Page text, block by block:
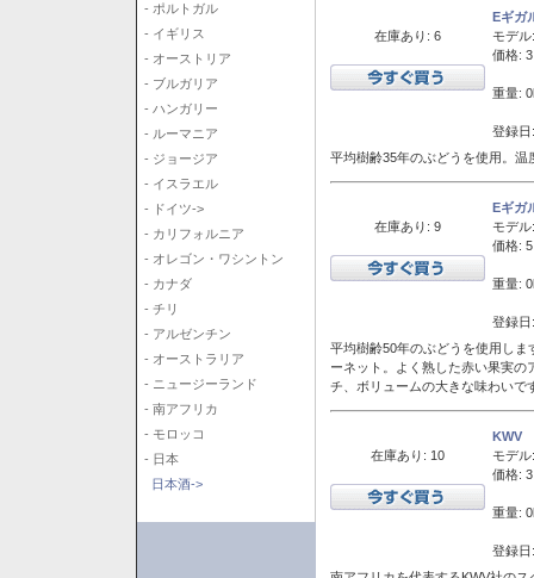
- ポルトガル
- イギリス
- オーストリア
- ブルガリア
- ハンガリー
- ルーマニア
- ジョージア
- イスラエル
- ドイツ->
- カリフォルニア
- オレゴン・ワシントン
- カナダ
- チリ
- アルゼンチン
- オーストラリア
- ニュージーランド
- 南アフリカ
- モロッコ
- 日本
日本酒->
在庫あり: 6
Eギガ
モデル:
価格:
重量:
登録
平均樹齢35年のぶどうを使用。
在庫あり: 9
Eギガ
モデル:
価格:
重量:
登録
平均樹齢50年のぶどうを使用し
ーネット。よく熟した赤い果実
チ、ボリュームの大きな味わいで
在庫あり: 10
KWV
モデル:
価格:
重量:
登録